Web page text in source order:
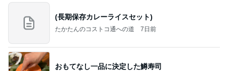
(長期保存カレーライスセット)
たかたんのコストコ通への道 7日前
おもてなし一品に決定した鱒寿司